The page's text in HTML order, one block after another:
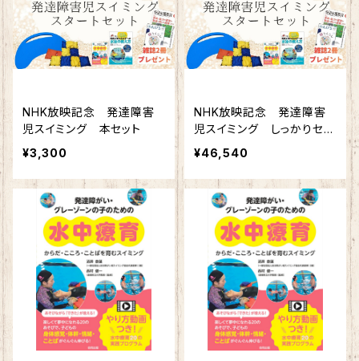
NHK放映記念 発達障害
児スイミング 本セット
¥3,300
NHK放映記念 発達障害
児スイミング しっかりセッ
ト
¥46,540